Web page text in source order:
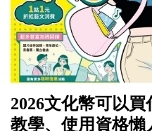
2026文化幣可以
教學、使用資格懶